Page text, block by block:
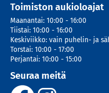
Toimiston aukioloajat
Maanantai: 10:00 - 16:00
Tiistai: 10:00 - 16:00
Keskiviikko: vain puhelin- ja
Torstai: 10:00 - 17:00
Perjantai: 10:00 - 15:00
Seuraa meitä